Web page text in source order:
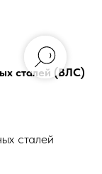
сталей (ВЛС)
сталей